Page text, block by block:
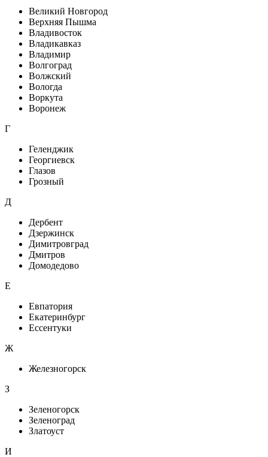
Великий Новгород
Верхняя Пышма
Владивосток
Владикавказ
Владимир
Волгоград
Волжский
Вологда
Воркута
Воронеж
Г
Геленджик
Георгиевск
Глазов
Грозный
Д
Дербент
Дзержинск
Димитровград
Дмитров
Домодедово
Е
Евпатория
Екатеринбург
Ессентуки
Ж
Железногорск
З
Зеленогорск
Зеленоград
Златоуст
И